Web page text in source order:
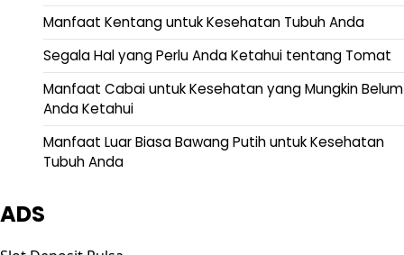
Manfaat Kentang untuk Kesehatan Tubuh Anda
Segala Hal yang Perlu Anda Ketahui tentang Tomat
Manfaat Cabai untuk Kesehatan yang Mungkin Belum
Anda Ketahui
Manfaat Luar Biasa Bawang Putih untuk Kesehatan
Tubuh Anda
ADS